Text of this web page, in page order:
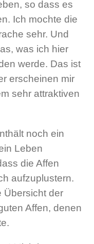
so dass es
Ich mochte die
sehr. Und
was ich hier
werde. Das ist
erscheinen mir
sehr attraktiven
noch ein
Leben
die Affen
aufzuplustern.
Übersicht der
Affen, denen